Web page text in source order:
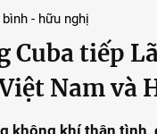
- hữu nghị
Cuba tiếp
Nam và
không khí thân tình,